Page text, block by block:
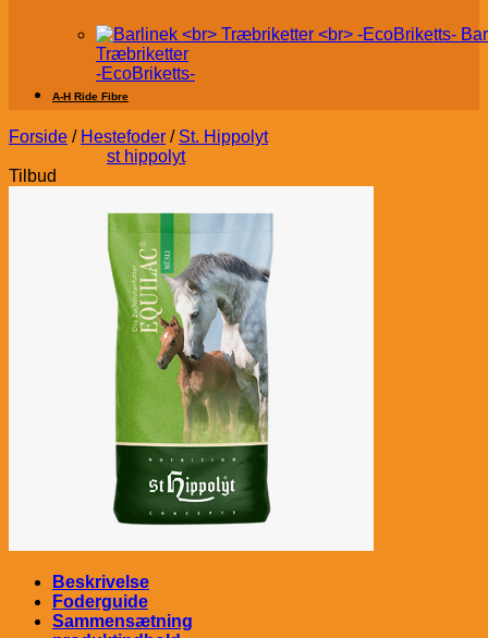
Træbriketter
-EcoBriketts-
A-H Ride Fibre
Forside / Hestefoder / St. Hippolyt
st hippolyt
Tilbud
Beskrivelse
Foderguide
Sammensætning